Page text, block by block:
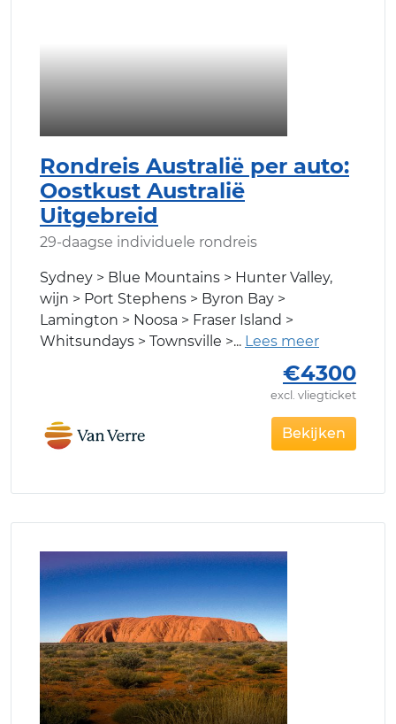
Rondreis Australië per auto:
Oostkust Australië
Uitgebreid
29-daagse individuele rondreis
Sydney > Blue Mountains > Hunter Valley,
wijn > Port Stephens > Byron Bay >
Lamington > Noosa > Fraser Island >
Whitsundays > Townsville >
€4300
excl. vliegticket
Bekijken